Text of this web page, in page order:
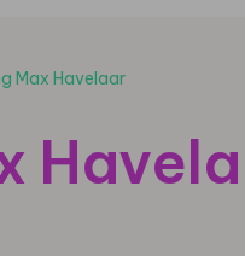
Max Havelaar